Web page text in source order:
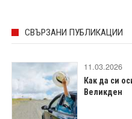
СВЪРЗАНИ ПУБЛИКАЦИИ
11.03.2026
Как да си
Великден